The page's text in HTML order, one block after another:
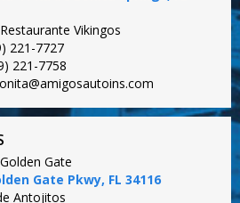
Vikingos
221-7727
221-7758
Gate
Gate Pkwy, FL 34116
Antojitos